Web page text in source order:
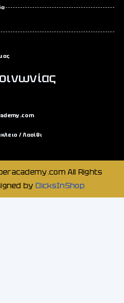
/ Λασίθι
All Rights
byClicksInShop